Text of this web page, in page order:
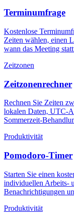
Terminumfrage
Kostenlose
Zeiten wählen, einen
wann das Meeting
Zeitzonen
Zeitzonenrechner
Rechnen Sie Zeiten
lokalen Daten, UTC-
Sommerzeit-
Produktivität
Pomodoro-Timer
Starten Sie einen
individuellen Arbeits-
Benachrichtigungen
Produktivität